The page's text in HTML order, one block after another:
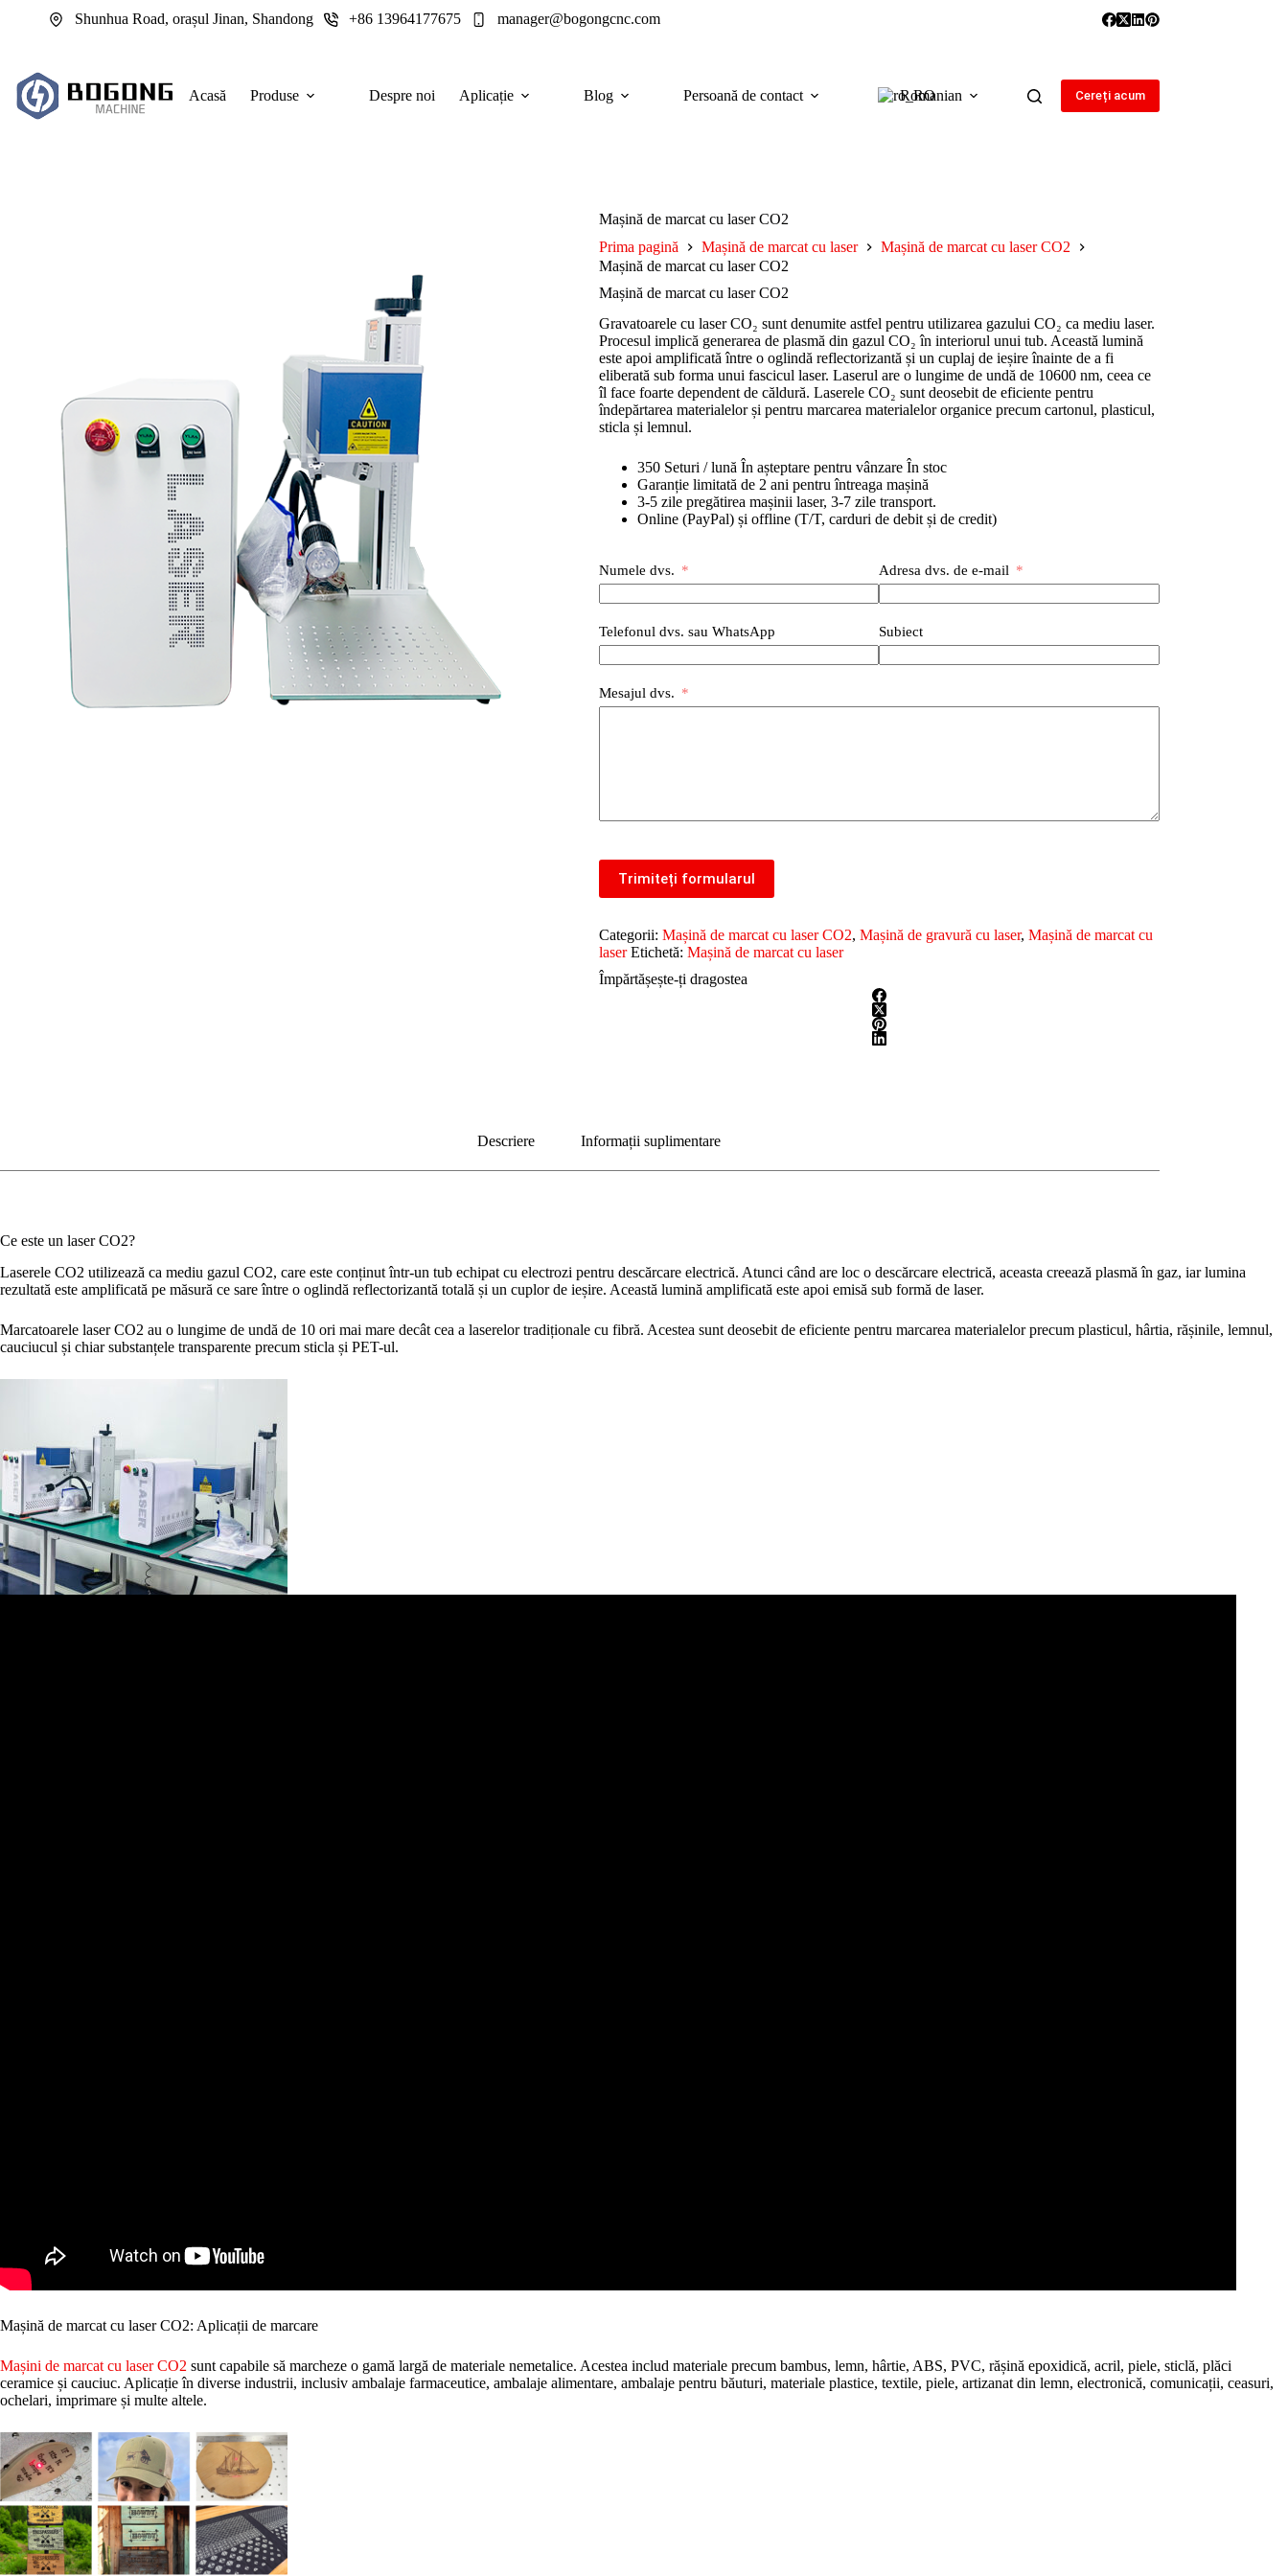
Shunhua Road, orașul Jinan, Shandong +86 13964177675 manager@bogongcnc.com
Acasă Produse Despre noi Aplicație Blog Persoană de contact Romanian Cereți acum
Mașină de marcat cu laser CO2
Prima pagină
Mașină de marcat cu laser
Mașină de marcat cu laser CO2
Mașină de marcat cu laser CO2
Mașină de marcat cu laser CO2
Gravatoarele cu laser CO₂ sunt denumite astfel pentru utilizarea gazului CO₂ ca mediu laser.
Procesul implică generarea de plasmă din gazul CO₂ în interiorul unui tub. Această lumină
este apoi amplificată între o oglindă reflectorizantă și un cuplaj de ieșire înainte de a fi
eliberată sub forma unui fascicul laser. Laserul are o lungime de undă de 10600 nm, ceea ce
îl face foarte dependent de căldură. Laserele CO₂ sunt deosebit de eficiente pentru
îndepărtarea materialelor și pentru marcarea materialelor organice precum cartonul, plasticul,
sticla și lemnul.
350 Seturi / lună În așteptare pentru vânzare În stoc
Garanție limitată de 2 ani pentru întreaga mașină
3-5 zile pregătirea mașinii laser, 3-7 zile transport.
Online (PayPal) și offline (T/T, carduri de debit și de credit)
Numele dvs. Adresa dvs. de e-mail
Telefonul dvs. sau WhatsApp Subiect
Mesajul dvs.
Trimiteți formularul
Categorii: Mașină de marcat cu laser CO2, Mașină de gravură cu laser, Mașină de marcat cu
laser Etichetă: Mașină de marcat cu laser
Împărtășește-ți dragostea
Descriere Informații suplimentare
Ce este un laser CO2?
Laserele CO2 utilizează ca mediu gazul CO2, care este conținut într-un tub echipat cu electrozi pentru descărcare electrică. Atunci când are loc o descărcare electrică, aceasta creează plasmă în gaz, iar lumina
rezultată este amplificată pe măsură ce sare între o oglindă reflectorizantă totală și un cuplor de ieșire. Această lumină amplificată este apoi emisă sub formă de laser.
Marcatoarele laser CO2 au o lungime de undă de 10 ori mai mare decât cea a laserelor tradiționale cu fibră. Acestea sunt deosebit de eficiente pentru marcarea materialelor precum plasticul, hârtia, rășinile, lemnul,
cauciucul și chiar substanțele transparente precum sticla și PET-ul.
Mașină de marcat cu laser CO2: Aplicații de marcare
Mașini de marcat cu laser CO2 sunt capabile să marcheze o gamă largă de materiale nemetalice. Acestea includ materiale precum bambus, lemn, hârtie, ABS, PVC, rășină epoxidică, acril, piele, sticlă, plăci
ceramice și cauciuc. Aplicație în diverse industrii, inclusiv ambalaje farmaceutice, ambalaje alimentare, ambalaje pentru băuturi, materiale plastice, textile, piele, artizanat din lemn, electronică, comunicații, ceasuri,
ochelari, imprimare și multe altele.